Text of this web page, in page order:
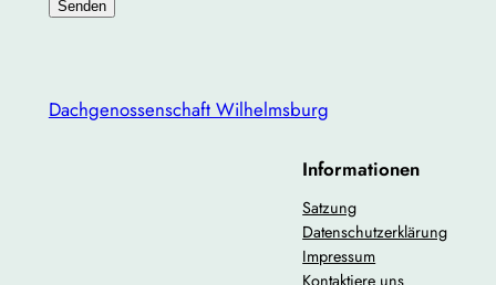
Dachgenossenschaft Wilhelmsburg
Informationen
Satzung
Datenschutzerklärung
Impressum
Kontaktiere uns